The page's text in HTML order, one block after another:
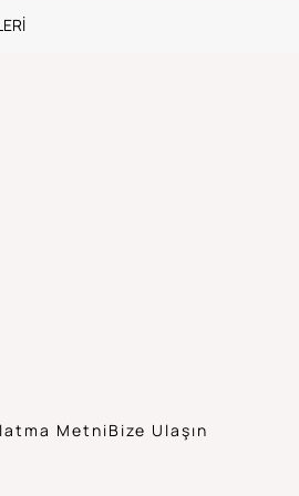
MetniBize Ulaşın